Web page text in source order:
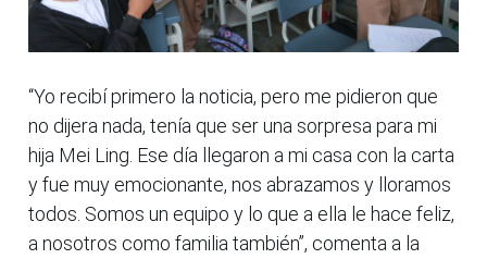
“Yo recibí primero la noticia, pero me pidieron que
no dijera nada, tenía que ser una sorpresa para mi
hija Mei Ling. Ese día llegaron a mi casa con la carta
y fue muy emocionante, nos abrazamos y lloramos
todos. Somos un equipo y lo que a ella le hace feliz,
a nosotros como familia también”, comenta a la